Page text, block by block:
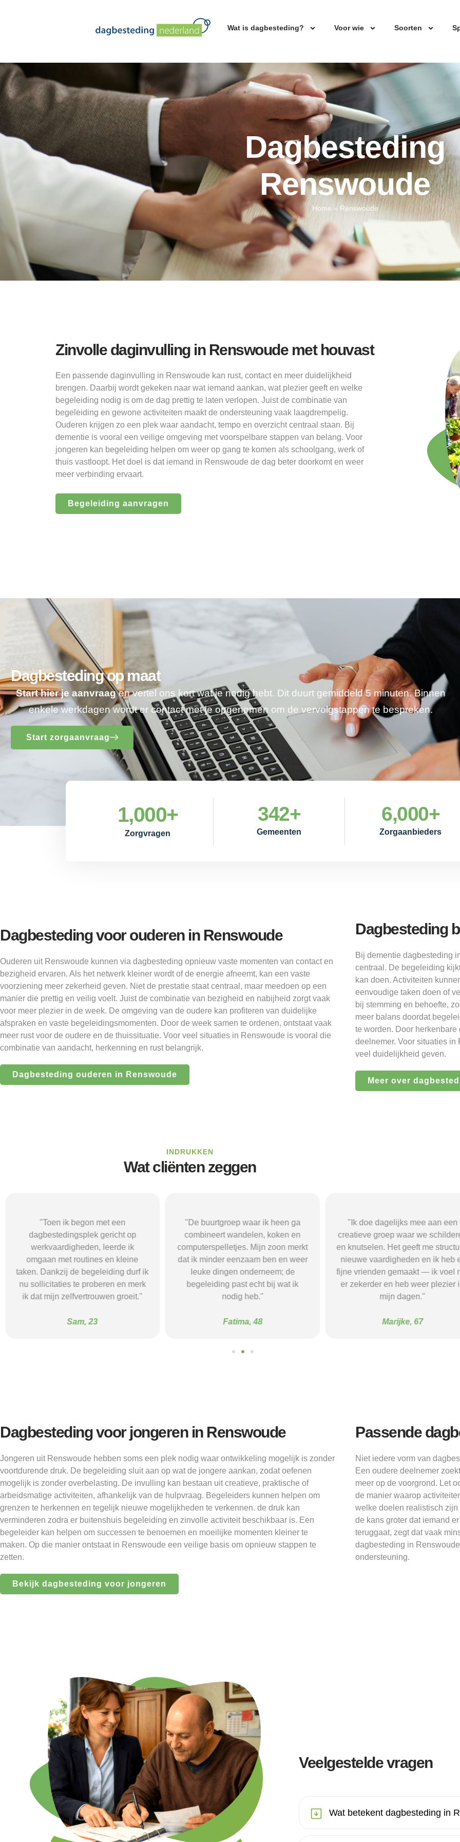
Wat is dagbesteding? Voor wie Soorten
Dagbesteding
Renswoude
Home » Renswoude
Zinvolle daginvulling in Renswoude met houvast
Een passende daginvulling in Renswoude kan rust, contact en meer duidelijkheid
brengen. Daarbij wordt gekeken naar wat iemand aankan, wat plezier geeft en welke
begeleiding nodig is om de dag prettig te laten verlopen. Juist de combinatie van
begeleiding en gewone activiteiten maakt de ondersteuning vaak laagdrempelig.
Ouderen krijgen zo een plek waar aandacht, tempo en overzicht centraal staan. Bij
dementie is vooral een veilige omgeving met voorspelbare stappen van belang. Voor
jongeren kan begeleiding helpen om weer op gang te komen als schoolgang, werk of
thuis vastloopt. Het doel is dat iemand in Renswoude de dag beter doorkomt en weer
meer verbinding ervaart.
Begeleiding aanvragen
Dagbesteding op maat
Start hier je aanvraagen vertel ons kort wat je nodig hebt. Dit duurt gemiddeld 5 minuten. Binnen
enkele werkdagen wordt er contact met je opgenomen om de vervolgstappen te bespreken.
Start zorgaanvraag
Zorgvragen
1,000+
Gemeenten
342+
Zorgaanbieders
6,000+
Dagbesteding voor ouderen in Renswoude
Ouderen uit Renswoude kunnen via dagbesteding opnieuw vaste momenten van contact en
bezigheid ervaren. Als het netwerk kleiner wordt of de energie afneemt, kan een vaste
voorziening meer zekerheid geven. Niet de prestatie staat centraal, maar meedoen op een
manier die prettig en veilig voelt. Juist de combinatie van bezigheid en nabijheid zorgt vaak
voor meer plezier in de week. De omgeving van de oudere kan profiteren van duidelijke
afspraken en vaste begeleidingsmomenten. Door de week samen te ordenen, ontstaat vaak
meer rust voor de oudere en de thuissituatie. Voor veel situaties in Renswoude is vooral die
combinatie van aandacht, herkenning en rust belangrijk.
Dagbesteding ouderen in Renswoude
Dagbesteding
Bij dementie dagbesteding
centraal. De begeleiding
kan doen. Activiteiten
eenvoudige taken doen of
bij stemming en behoefte,
meer balans doordat
te worden. Door
deelnemer. Voor situaties
veel duidelijkheid geven.
Meer over
INDRUKKEN
Wat cliënten zeggen
"Toen ik begon met een
dagbestedingsplek gericht op
werkvaardigheden, leerde ik
omgaan met routines en kleine
taken. Dankzij de begeleiding durf ik
nu sollicitaties te proberen en merk
ik dat mijn zelfvertrouwen groeit."
Sam, 23
"De buurtgroep waar ik heen ga
combineert wandelen, koken en
computerspelletjes. Mijn zoon merkt
dat ik minder eenzaam ben en weer
leuke dingen onderneem; de
begeleiding past echt bij wat ik
nodig heb."
Fatima, 48
"Ik doe dagelijks mee aan een
creatieve groep waar we
en knutselen. Het geeft me
nieuwe vaardigheden en ik heb
fijne vrienden gemaakt — ik voel
er zekerder en heb weer plezier
mijn dagen."
Marijke, 67
Dagbesteding voor jongeren in Renswoude
Jongeren uit Renswoude hebben soms een plek nodig waar ontwikkeling mogelijk is zonder
voortdurende druk. De begeleiding sluit aan op wat de jongere aankan, zodat oefenen
mogelijk is zonder overbelasting. De invulling kan bestaan uit creatieve, praktische of
arbeidsmatige activiteiten, afhankelijk van de hulpvraag. Begeleiders kunnen helpen om
grenzen te herkennen en tegelijk nieuwe mogelijkheden te verkennen. de druk kan
verminderen zodra er buitenshuis begeleiding en zinvolle activiteit beschikbaar is. Een
begeleider kan helpen om successen te benoemen en moeilijke momenten kleiner te
maken. Op die manier ontstaat in Renswoude een veilige basis om opnieuw stappen te
zetten.
Bekijk dagbesteding voor jongeren
Passende
Niet iedere vorm van
Een oudere deelnemer
meer op de voorgrond. Let
de manier waarop
welke doelen realistisch
de kans groter dat iemand
teruggaat, zegt dat vaak
dagbesteding in
ondersteuning.
Veelgestelde vragen
Wat betekent dagbesteding in